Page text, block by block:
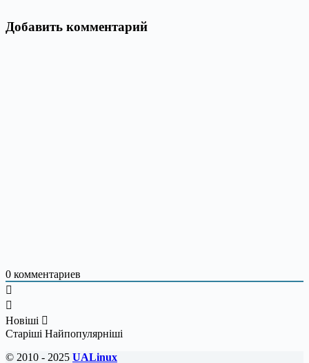
Добавить комментарий
0 комментариев
Новіші
Старіші Найпопулярніші
© 2010 - 2025 UALinux